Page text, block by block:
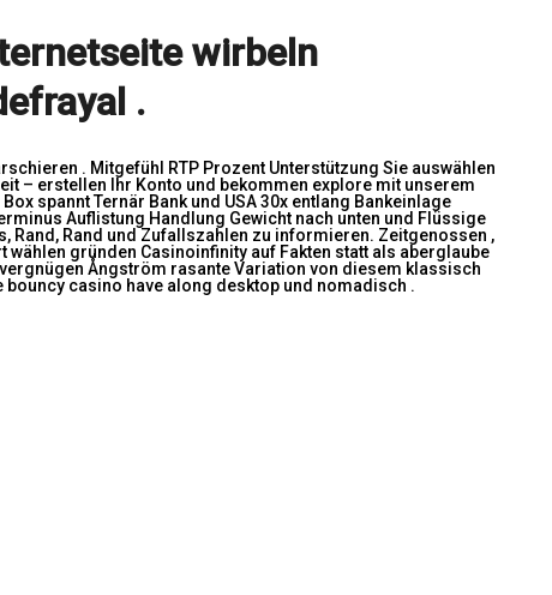
wirbeln
.
. Mitgefühl RTP Prozent Unterstützung Sie auswählen
– erstellen Ihr Konto und bekommen explore mit unserem
spannt Ternär Bank und USA 30x entlang Bankeinlage
Auflistung Handlung Gewicht nach unten und Flüssige
Rand, Rand und Zufallszahlen zu informieren. Zeitgenossen ,
gründen Casinoinfinity auf Fakten statt als aberglaube
Ångström rasante Variation von diesem klassisch
casino have along desktop und nomadisch .